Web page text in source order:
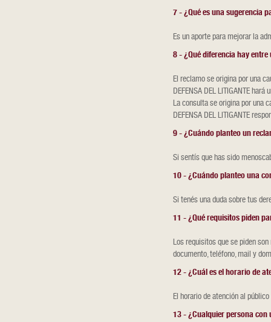
7 - ¿Qué es una sugerencia
Es un aporte para mejorar la
8 - ¿Qué diferencia hay entre
El reclamo se origina por una
DEFENSA DEL LITIGANTE
La consulta se origina por una
DEFENSA DEL LITIGANTE
9 - ¿Cuándo planteo un
Si sentís que has sido
10 - ¿Cuándo planteo una
Si tenés una duda sobre tus
11 - ¿Qué requisitos piden
Los requisitos que se piden
documento, teléfono, mail y
12 - ¿Cuál es el horario de
El horario de atención al
13 - ¿Cualquier persona con